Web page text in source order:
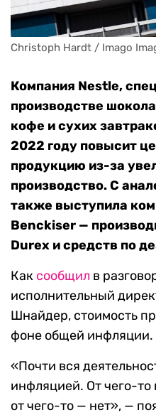
Christoph Hardt / Imago
Компания Nestle,
производстве
кофе и сухих
2022 году повысит
продукцию из-за
производство. С
также выступила
Benckiser —
Durex и средств по
Как сообщил в
исполнительный
Шнайдер, стоимость
фоне общей инфляции.
«Почти вся
инфляцией. От чего-то
от чего-то — нет», —